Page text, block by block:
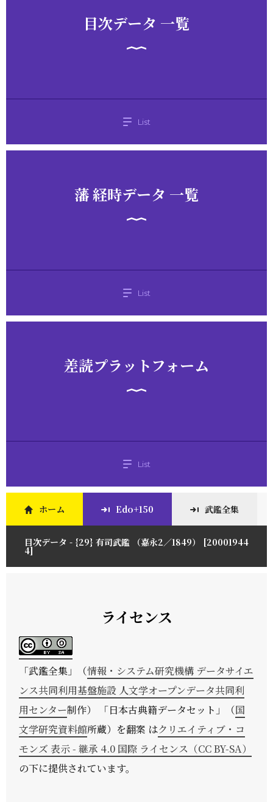
目次データ 一覧
List
藩 経時データ 一覧
List
差読プラットフォーム
List
ホーム Edo+150 武鑑全集
目次データ - {29} 有司武鑑 （嘉永2／1849） [20001944
4]
ライセンス
「武鑑全集 」（情報・システム研究機構 データサイエ
ンス共同利用基盤施設 人文学オープンデータ共同利
用センター制作） 「日本古典籍データセット」（国
文学研究資料館所蔵）を翻案 はクリエイティブ・コ
モンズ 表示 - 継承 4.0 国際 ライセンス（CC BY-SA）
の下に提供されています。